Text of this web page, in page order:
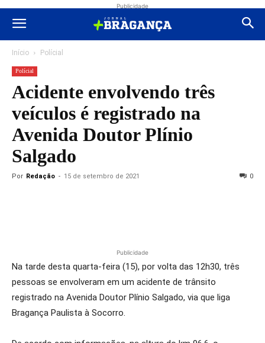
Publicidade
Início Polícial
Polícial
Acidente envolvendo três
veículos é registrado na
Avenida Doutor Plínio
Salgado
Por Redação - 15 de setembro de 2021 0
Publicidade
Na tarde desta quarta-feira (15), por volta das 12h30, três
pessoas se envolveram em um acidente de trânsito
registrado na Avenida Doutor Plínio Salgado, via que liga
Bragança Paulista à Socorro.